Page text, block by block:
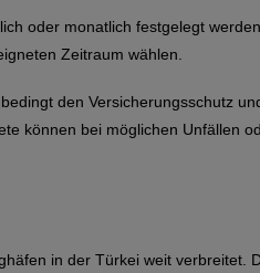
oder monatlich festgelegt
Zeitraum wählen.
den Versicherungsschutz
können bei möglichen Unfällen
in der Türkei weit verbreitet.